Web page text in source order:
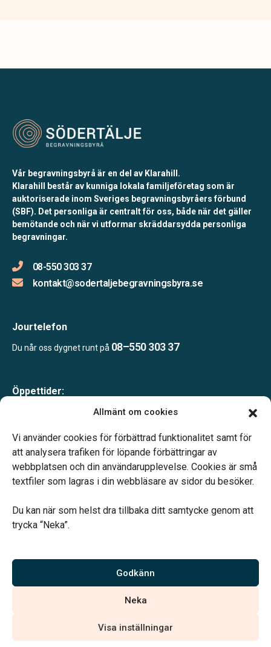
Allmänt om cookies
Vi använder cookies för förbättrad funktionalitet samt för
att analysera trafiken för löpande förbättringar av
webbplatsen och din användarupplevelse. Cookies är små
textfiler som lagras i din webbläsare av sidor du besöker.
Du kan när som helst dra tillbaka ditt samtycke genom att
trycka “Neka”.
Godkänn
Neka
Visa inställningar
Vår begravningsbyrå är en del av Klarahill.
Klarahill består av kunniga lokala familjeföretag som är
auktoriserade inom Sveriges begravningsbyråers förbund
(SBF). Det personliga är centralt för oss, både när det gäller
bemötande och när vi utformar skräddarsydda personliga
begravningar.
08-550 303 37
kontakt@sodertaljebegravningsbyra.se
Jourtelefon
Du når oss dygnet runt på 08–550 303 37
Öppettider:
Lunchstängt 12.00–13.00
Telefonjour dygnet runt
Vi är auktoriserade av Sveriges Begravningsbyråers Förbund och
har högt ställda krav på utbildning, kvalitet, miljö och arbetsmiljö.